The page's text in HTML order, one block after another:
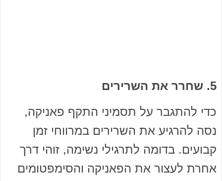
5. שחרר את השרירים
כדי להתגבר על תסמיני התקף פאניקה,
נסה להרגיע את השרירים במרווחי זמן
קבועים. בדומה לתרגילי נשימה, זוהי דרך
אחרת לעצור את הפאניקה והסימפטומים